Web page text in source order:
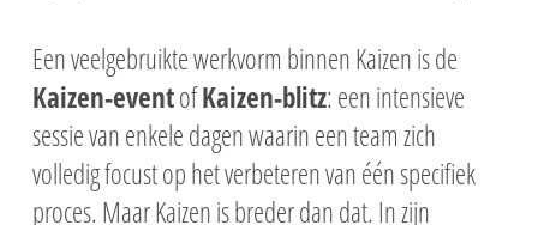
Een veelgebruikte werkvorm binnen Kaizen is de
Kaizen-eventofKaizen-blitz: een intensieve
sessie van enkele dagen waarin een team zich
volledig focust op het verbeteren van één specifiek
proces. Maar Kaizen is breder dan dat. In zijn